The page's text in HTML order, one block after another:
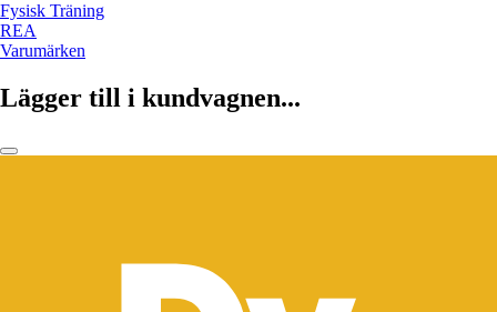
Fysisk Träning
REA
Varumärken
Lägger till i kundvagnen...